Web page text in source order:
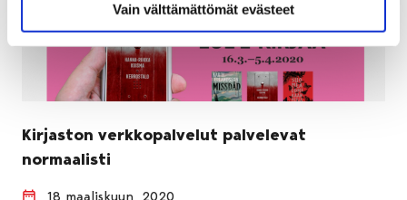
Vain välttämättömät evästeet
Kirjaston verkkopalvelut palvelevat
normaalisti
18 maaliskuun, 2020